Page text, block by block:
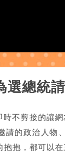
總統
不剪接的讓
請的政治人物
抱，都可以